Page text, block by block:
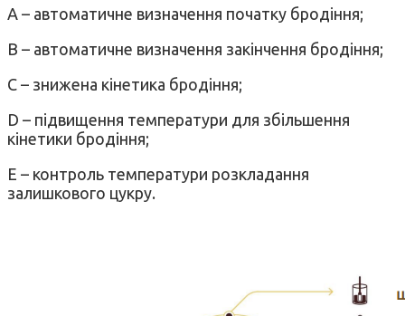
A – автоматичне визначення початку бродіння;
B – автоматичне визначення закінчення бродіння;
C – знижена кінетика бродіння;
D – підвищення температури для збільшення
кінетики бродіння;
E – контроль температури розкладання
залишкового цукру.